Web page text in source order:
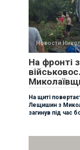
Новости
На фронті
На щиті
Лещишин з
загинув під час